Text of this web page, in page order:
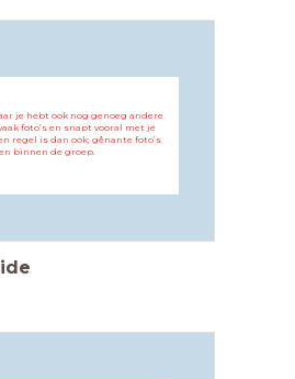
je hebt ook nog genoeg andere
foto’s en snapt vooral met je
regel is dan ook; gênante foto’s
binnen de groep.